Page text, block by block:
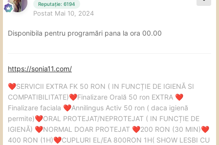
Reputație: 6194
Postat Mai 10, 2024
Disponibila pentru programări pana la ora 00.00
https://sonia11.com/
❤️SERVICII EXTRA FK 50 RON ( IN FUNCȚIE DE IGIENĂ SI
COMPATIBILITATE)❤️Finalizare Orală 50 ron EXTRA ❤️
Finalizare faciala ❤️Annilingus Activ 50 ron ( daca igienă
permite)❤️ORAL PROTEJAT/NEPROTEJAT ( IN FUNCȚIE DE
IGIENĂ) ❤️NORMAL DOAR PROTEJAT ❤️200 RON (30 MIN)❤️
400 RON (1H)❤️CUPLURI EL/EA 800RON 1H( SHOW LESBI CU